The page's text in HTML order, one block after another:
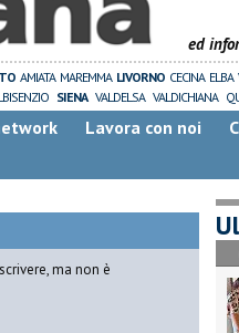
ed
AMIATA MAREMMA LIVORNO CECINA ELBA
SIENA VALDELSA VALDICHIANA
Lavora con noi
ma non è